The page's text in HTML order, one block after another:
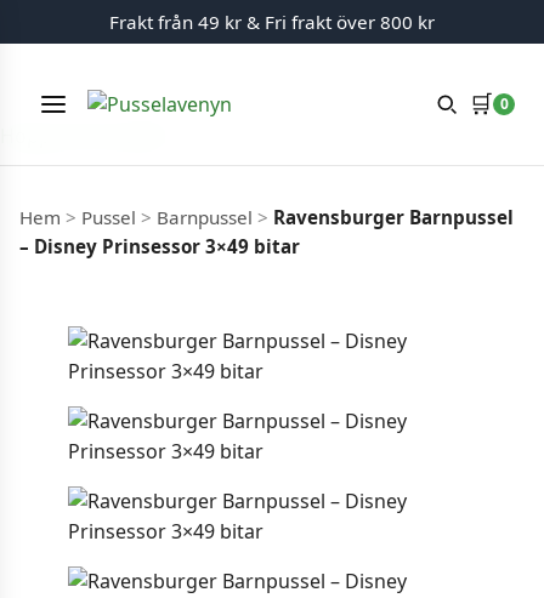
Frakt från 49 kr & Fri frakt över 800 kr
Meny 🛒 0
Hem > Pussel > Barnpussel > Ravensburger Barnpussel
– Disney Prinsessor 3×49 bitar